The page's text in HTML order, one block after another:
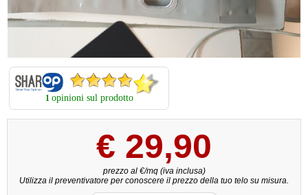
1 opinioni sul prodotto
€ 29,90
prezzo al €/mq (iva inclusa)
Utilizza il preventivatore per conoscere il prezzo della tuo telo su misura.